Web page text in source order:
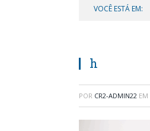
VOCÊ ESTÁ EM:
h
POR CR2-ADMIN22 EM